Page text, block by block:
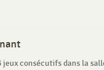
jeux consécutifs dans la